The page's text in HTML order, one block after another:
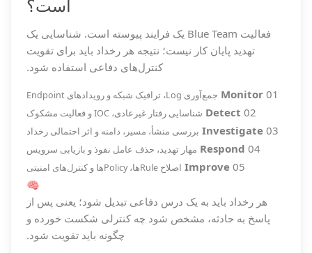
است؟
فعالیت Blue Team یک فرایند پیوسته است. شناسایی یک
تهدید پایان کار نیست؛ نتیجه هر رخداد باید برای تقویت
کنترل‌های دفاعی استفاده شود.
01
Monitor جمع‌آوری Log، ترافیک شبکه و رویدادهای Endpoint
02
Detect شناسایی رفتار غیرعادی، IOC و فعالیت مشکوک
03
Investigate بررسی منشأ، مسیر، دامنه و اثر احتمالی رخداد
04
Respond مهار تهدید، حذف عامل نفوذ و بازیابی سرویس
05
Improve اصلاح Ruleها، Policyها و کنترل‌های امنیتی
🧠
هر رخداد باید به یک درس دفاعی تبدیل شود؛ یعنی پس از
پاسخ به حادثه، مشخص شود چه کنترلی شکست خورده و
چگونه باید تقویت شود.